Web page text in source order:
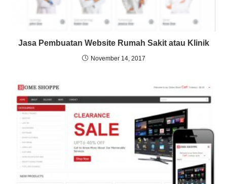
Jasa Pembuatan Website Rumah Sakit atau Klinik
November 14, 2017